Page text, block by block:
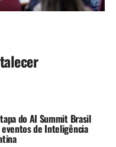
do AI Summit Brasil
de Inteligência